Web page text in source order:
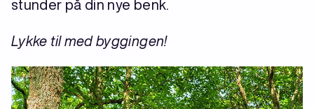
stunder på din nye benk.
Lykke til med byggingen!